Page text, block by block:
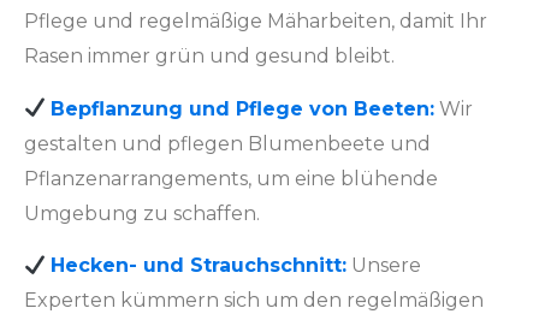
Pflege und regelmäßige Mäharbeiten, damit Ihr
Rasen immer grün und gesund bleibt.
Bepflanzung und Pflege von Beeten: Wir
gestalten und pflegen Blumenbeete und
Pflanzenarrangements, um eine blühende
Umgebung zu schaffen.
Hecken- und Strauchschnitt: Unsere
Experten kümmern sich um den regelmäßigen